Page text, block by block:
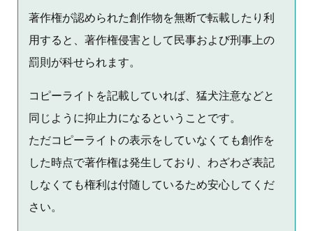
著作権が認められた創作物を無断で転載したり利
用すると、著作権侵害として民事および刑事上の
罰則が科せられます。
コピーライトを記載していれば、猛犬注意などと
同じように抑止力になるということです。
ただコピーライトの表示をしていなくても創作を
した時点で著作権は発生しており、わざわざ表記
しなくても権利は付随しているため安心してくだ
さい。